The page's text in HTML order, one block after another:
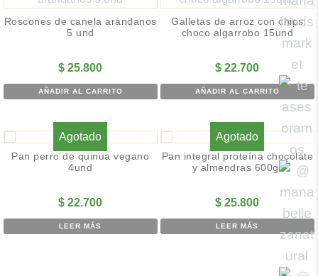
Roscones de canela arándanos
5 und
$ 25.800
AÑADIR AL CARRITO
Galletas de arroz con chips
choco algarrobo 15und
$ 22.700
AÑADIR AL CARRITO
Agotado
Pan perro de quinua vegano
4und
$ 22.700
LEER MÁS
Agotado
Pan integral proteína chocolate
y almendras 600gr
$ 25.800
LEER MÁS